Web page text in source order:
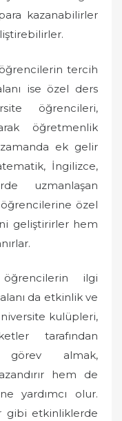
kazanabilirler
tercih
ise özel ders
öğrencileri,
öğretmenlik
ek gelir
İngilizce,
uzmanlaşan
özel
geliştirirler hem
ilgi
da etkinlik ve
kulüpleri,
tarafından
görev almak,
hem de
yardımcı olur.
gibi etkinliklerde